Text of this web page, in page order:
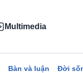
Multimedia
Bàn và luận Đời